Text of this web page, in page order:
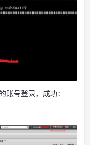
号登录，成功：